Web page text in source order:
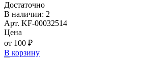
Достаточно
В наличии: 2
Арт. KF-00032514
Цена
от 100 ₽
В корзину